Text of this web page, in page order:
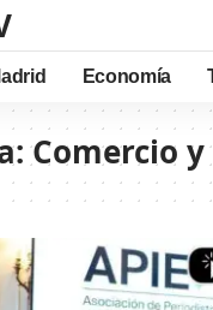
Economía
Comercio